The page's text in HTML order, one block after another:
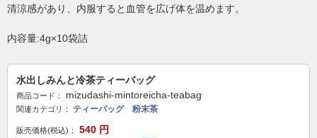
清涼感があり、内服すると血管を広げ体を温めます。
内容量:4g×10袋詰
水出しみんと冷茶ティーバッグ
商品コード： mizudashi-mintoreicha-teabag
関連カテゴリ： ティーバッグ 粉末茶
販売価格(税込)： 540 円